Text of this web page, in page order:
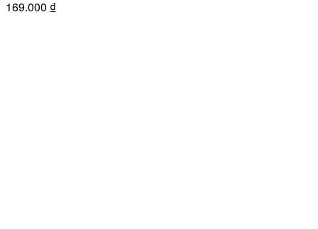
169.000 ₫